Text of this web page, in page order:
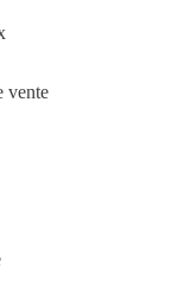
vente